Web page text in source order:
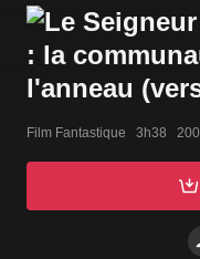
Film Fantastique   3h38